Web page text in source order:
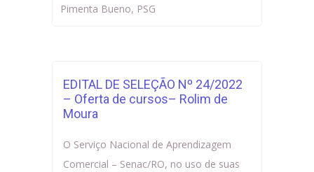
Pimenta Bueno, PSG
EDITAL DE SELEÇÃO Nº 24/2022
– Oferta de cursos– Rolim de
Moura
O Serviço Nacional de Aprendizagem
Comercial – Senac/RO, no uso de suas